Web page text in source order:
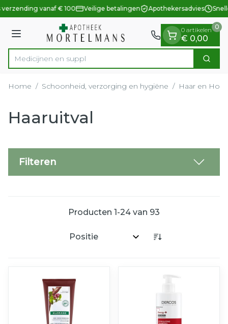
Ga naar de inhoud
1 van 1vanaf € 100 Veilige betalingen Apothekersadvies
Menu
Product, merk, categorie... Zoek
0 artikelen
€ 0,00
0
Home / Schoonheid, verzorging en hygiëne / Haar en
Haaruitval
Filteren
Producten 1 -24 van 93
Sorteer op: